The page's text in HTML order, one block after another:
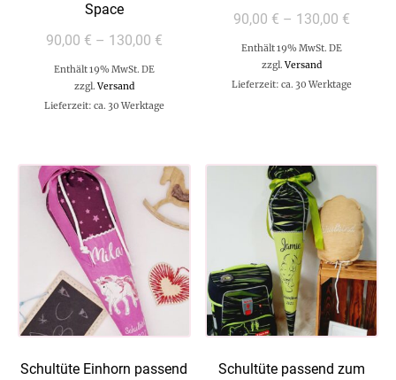
Space
90,00 € – 130,00 €
Enthält 19% MwSt. DE
zzgl.Versand
Lieferzeit: ca. 30 Werktage
90,00 € – 130,00 €
Enthält 19% MwSt. DE
zzgl.Versand
Lieferzeit: ca. 30 Werktage
Schultüte Einhorn passend
Schultüte passend zum